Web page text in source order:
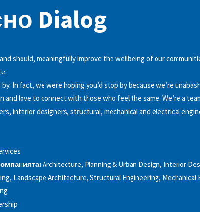
Dialog
should, meaningfully improve the wellbeing of our
In fact, we were hoping you’d stop by because we’re
and love to connect with those who feel the same. We’re a
interior designers, structural, mechanical and electrical
Architecture, Planning & Urban Design, Interior
Landscape Architecture, Structural Engineering, Mechanical